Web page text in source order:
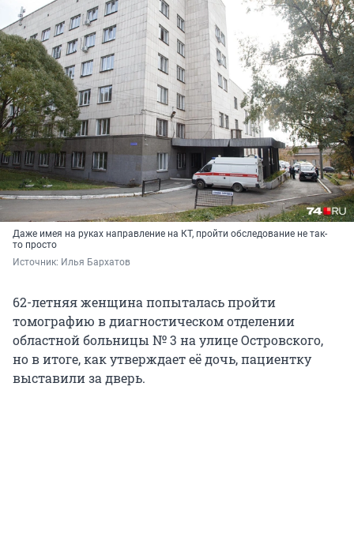
Даже имея на руках направление на КТ, пройти обследование не так-
то просто
Источник: Илья Бархатов
62-летняя женщина попыталась пройти
томографию в диагностическом отделении
областной больницы № 3 на улице Островского,
но в итоге, как утверждает её дочь, пациентку
выставили за дверь.